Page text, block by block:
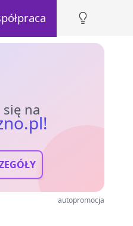
na
autopromocja